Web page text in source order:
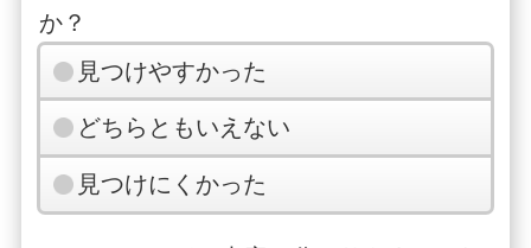
か？
見つけやすかった
どちらともいえない
見つけにくかった